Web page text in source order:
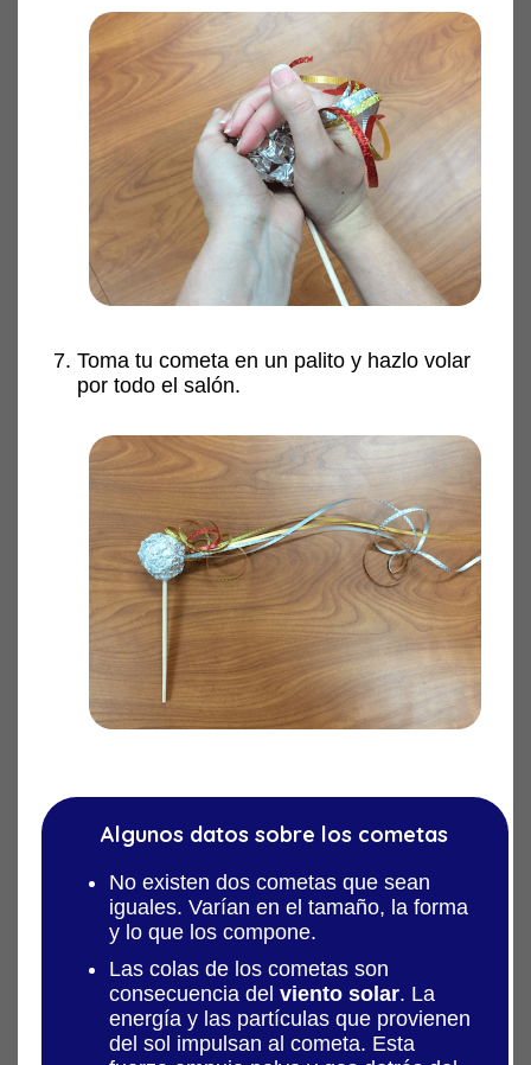
Toma tu cometa en un palito y hazlo volar
por todo el salón.
Algunos datos sobre los cometas
No existen dos cometas que sean
iguales. Varían en el tamaño, la forma
y lo que los compone.
Las colas de los cometas son
consecuencia del viento solar. La
energía y las partículas que provienen
del sol impulsan al cometa. Esta